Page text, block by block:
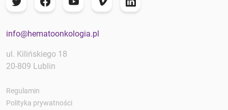
info@hematoonkologia.pl
ul. Kilińskiego 18
20-809 Lublin
Regulamin
Polityka prywatności